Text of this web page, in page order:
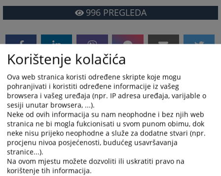
996PREGLEDA
Korištenje kolačića
Ova web stranica koristi određene skripte koje mogu
pohranjivati i koristiti određene informacije iz vašeg
browsera i vašeg uređaja (npr. IP adresa uređaja, varijable o
sesiji unutar browsera, ...).
Neke od ovih informacija su nam neophodne i bez njih web
stranica ne bi mogla fukcionisati u svom punom obimu, dok
neke nisu prijeko neophodne a služe za dodatne stvari (npr.
procjenu nivoa posjećenosti, budućeg usavršavanja
stranice...).
Na ovom mjestu možete dozvoliti ili uskratiti pravo na
korištenje tih informacija.